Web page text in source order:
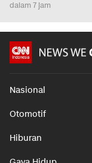
dalam 7 jam
Nasional
Otomotif
Hiburan